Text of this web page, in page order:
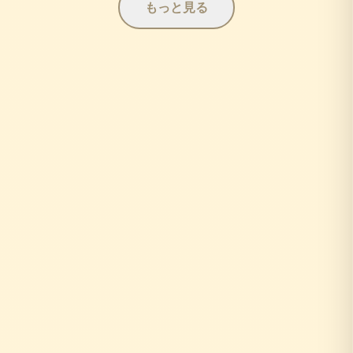
もっと見る